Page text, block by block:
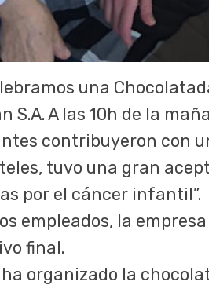
una
S.A. A las 10h de la
contribuyeron con
tuvo una gran
por el cáncer infantil”.
empleados, la
final.
organizado la